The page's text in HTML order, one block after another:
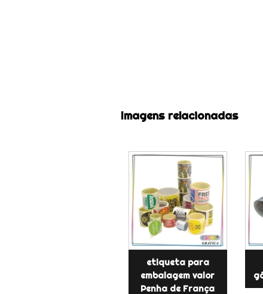
Imagens relacionadas
etiqueta para
embalagem valor
Penha de França